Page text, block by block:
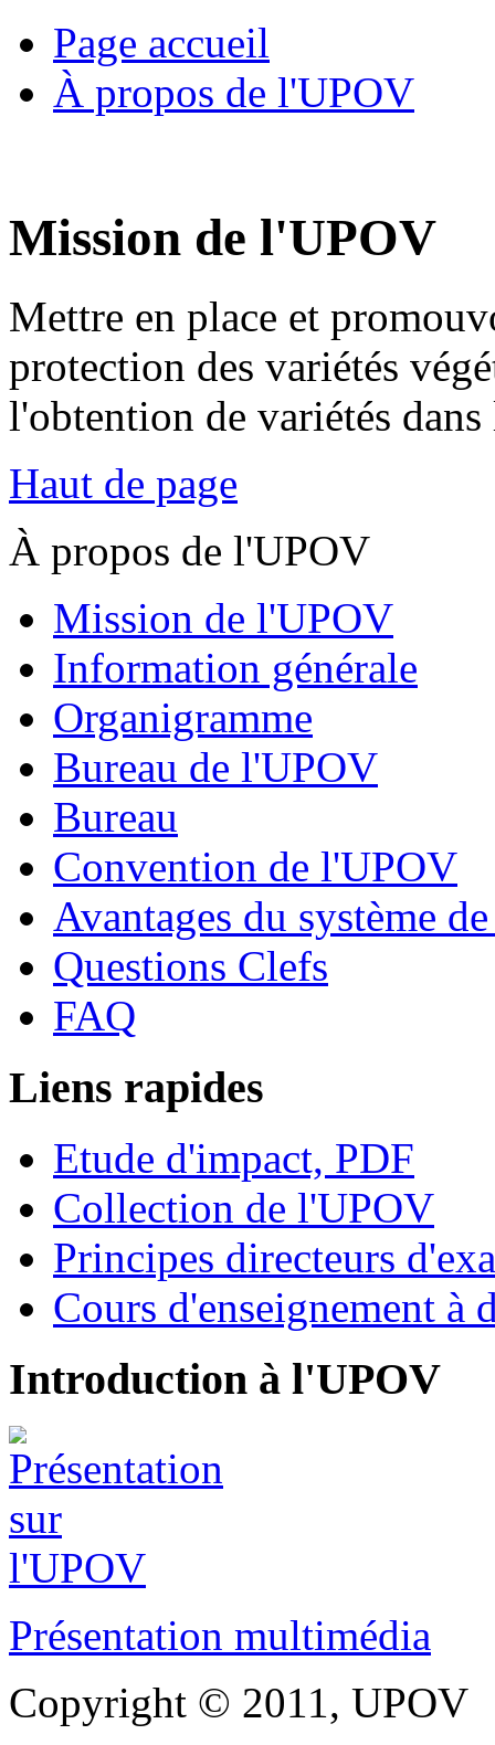
Page accueil
À propos de l'UPOV
Mission de l'UPOV
Mettre en place et
protection des variétés
l'obtention de variétés
Haut de page
À propos de l'UPOV
Mission de l'UPOV
Information générale
Organigramme
Bureau de l'UPOV
Bureau
Convention de l'UPOV
Avantages du système
Questions Clefs
FAQ
Liens rapides
Etude d'impact, PDF
Collection de l'UPOV
Principes directeurs
Cours d'enseignement à
Introduction à l'UPOV
Présentation multimédia
Copyright © 2011, UPOV